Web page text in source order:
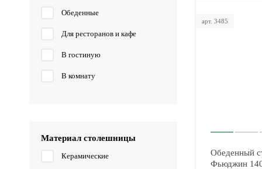
Обеденные
Для ресторанов и кафе
В гостиную
В комнату
Материал столешницы
Керамические
арт. 3485
Обеденный
Фьюджин